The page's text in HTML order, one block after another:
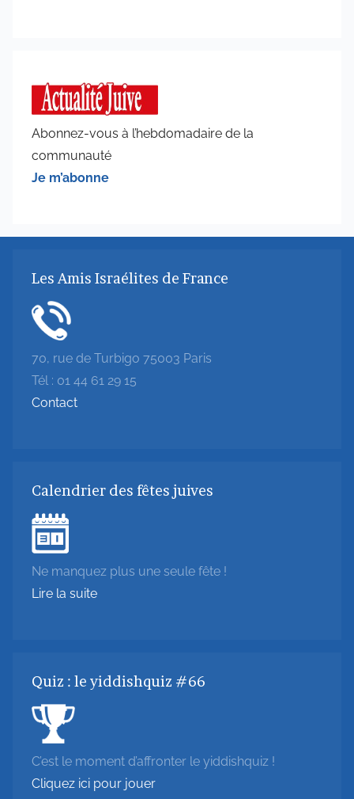
Abonnez-vous à l’hebdomadaire de la
communauté
Je m’abonne
Les Amis Israélites de France
70, rue de Turbigo 75003 Paris
Tél : 01 44 61 29 15
Contact
Calendrier des fêtes juives
Ne manquez plus une seule fête !
Lire la suite
Quiz : le yiddishquiz #66
C’est le moment d’affronter le yiddishquiz !
Cliquez ici pour jouer